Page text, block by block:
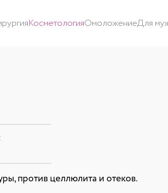
КосметологияОмоложениеДля
против целлюлита и отеков.